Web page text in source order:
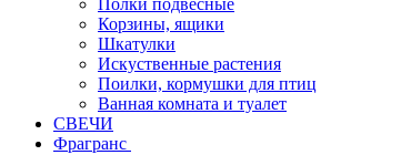
Полки подвесные
Корзины, ящики
Шкатулки
Искуственные растения
Поилки, кормушки для птиц
Ванная комната и туалет
СВЕЧИ
Фрагранс